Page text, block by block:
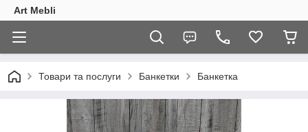
Art Mebli
Товари та послуги Банкетки Банкетка